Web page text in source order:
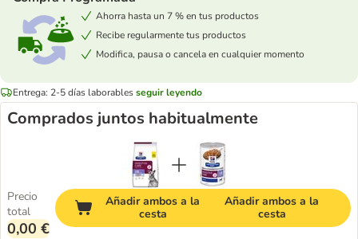
Ahorra hasta un 7 % en tus productos
Recibe regularmente tus productos
Modifica, pausa o cancela en cualquier momento
Entrega: 2-5 días laborablesseguir leyendo
Comprados juntos habitualmente
Precio
total
0,00 €
Añadir ambos a la
cesta
Añadir ambos a la
cesta